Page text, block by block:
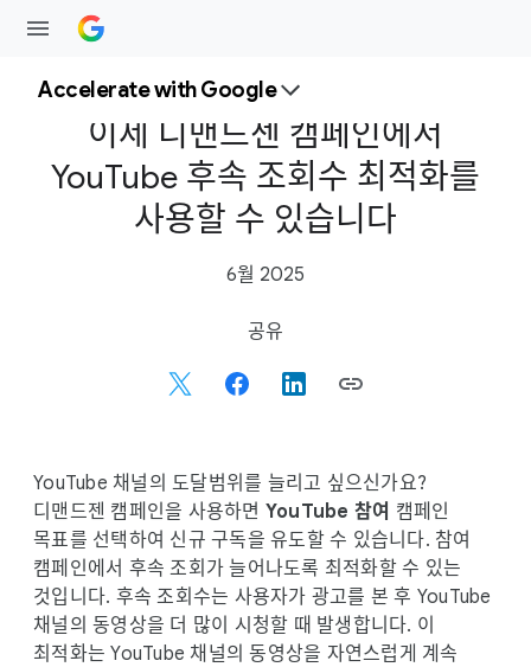
Accelerate with Google
이제 디맨드젠 캠페인에서
YouTube 후속 조회수 최적화를
사용할 수 있습니다
6월 2025
l
M
o
d
u
l
e
공유
YouTube 채널의 도달범위를 늘리고 싶으신가요?
디맨드젠 캠페인을 사용하면 YouTube 참여 캠페인
목표를 선택하여 신규 구독을 유도할 수 있습니다. 참여
캠페인에서 후속 조회가 늘어나도록 최적화할 수 있는
것입니다. 후속 조회수는 사용자가 광고를 본 후 YouTube
채널의 동영상을 더 많이 시청할 때 발생합니다. 이
최적화는 YouTube 채널의 동영상을 자연스럽게 계속